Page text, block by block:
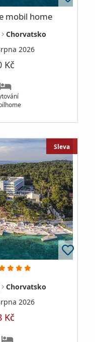
mobil home
Chorvatsko
2026
Kč
Sleva
Chorvatsko
2026
Kč